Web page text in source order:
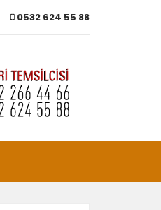
0532 624 55 88